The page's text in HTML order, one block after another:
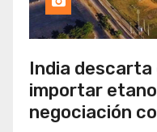
India
importar
negociación